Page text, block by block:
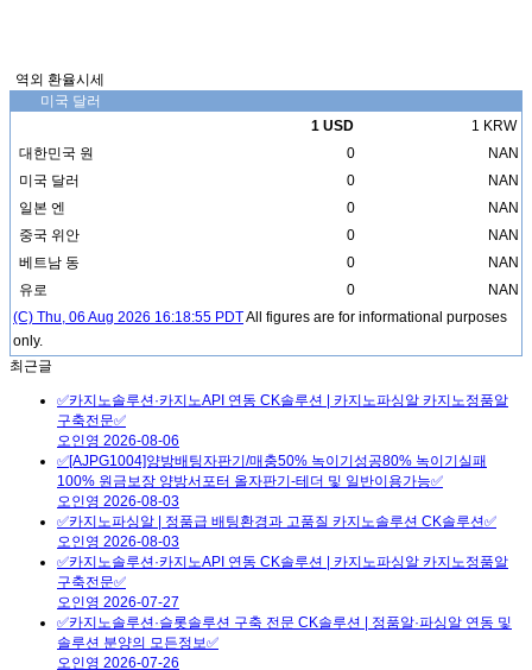
역외 환율시세
미국 달러
1 USD
1 KRW
대한민국 원
0
NAN
미국 달러
0
NAN
일본 엔
0
NAN
중국 위안
0
NAN
베트남 동
0
NAN
유로
0
NAN
(C) Thu, 06 Aug 2026 16:18:55 PDTAll figures are for informational purposes
only.
최근글
✅카지노솔루션·카지노API 연동 CK솔루션 | 카지노파싱알 카지노정품알
구축전문✅
오인영 2026-08-06
✅[AJPG1004]양방배팅자판기/매충50% 녹이기성공80% 녹이기실패
100% 원금보장 양방서포터 올자판기-테더 및 일반이용가능✅
오인영 2026-08-03
✅카지노파싱알 | 정품급 배팅환경과 고품질 카지노솔루션 CK솔루션✅
오인영 2026-08-03
✅카지노솔루션·카지노API 연동 CK솔루션 | 카지노파싱알 카지노정품알
구축전문✅
오인영 2026-07-27
✅카지노솔루션·슬롯솔루션 구축 전문 CK솔루션 | 정품알·파싱알 연동 및
솔루션 분양의 모든정보✅
오인영 2026-07-26